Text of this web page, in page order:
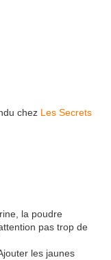
chez Les Secrets
la poudre
pas trop de
les jaunes